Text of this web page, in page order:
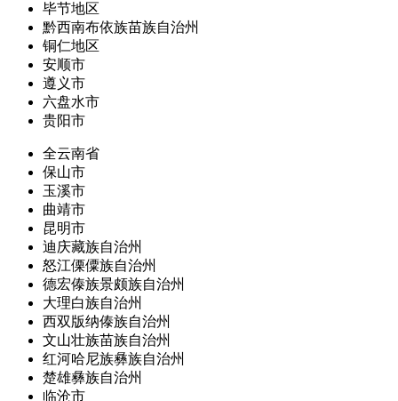
毕节地区
黔西南布依族苗族自治州
铜仁地区
安顺市
遵义市
六盘水市
贵阳市
全云南省
保山市
玉溪市
曲靖市
昆明市
迪庆藏族自治州
怒江傈僳族自治州
德宏傣族景颇族自治州
大理白族自治州
西双版纳傣族自治州
文山壮族苗族自治州
红河哈尼族彝族自治州
楚雄彝族自治州
临沧市